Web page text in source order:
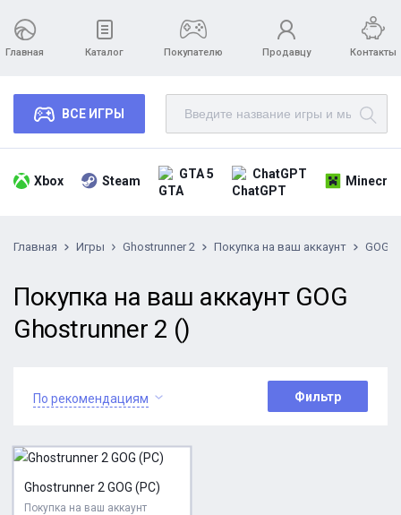
Главная Каталог Покупателю Продавцу Контакты
ВСЕ ИГРЫ
Xbox Steam GTA 5 ChatGPT
Главная Игры Ghostrunner 2 Покупка на ваш аккаунт GOG
Покупка на ваш аккаунт GOG
Ghostrunner 2 ()
По рекомендациям Фильтр
Ghostrunner 2 GOG (PC)
Покупка на ваш аккаунт